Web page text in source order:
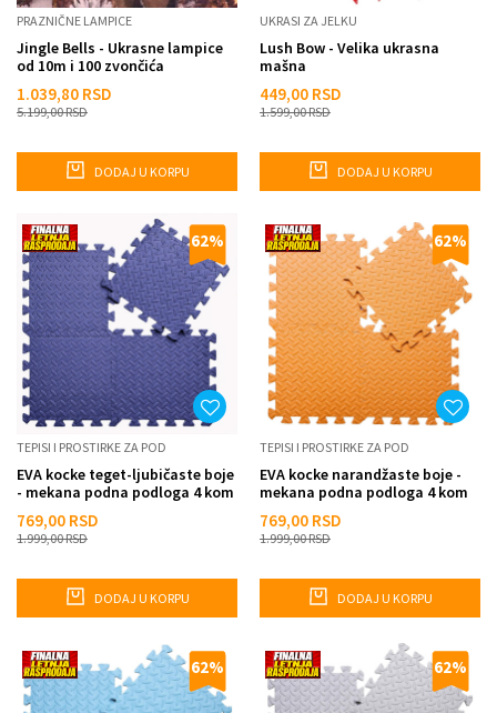
PRAZNIČNE LAMPICE
Jingle Bells - Ukrasne lampice
od 10m i 100 zvončića
1.039,80 RSD
5.199,00RSD
DODAJ U KORPU
UKRASI ZA JELKU
Lush Bow - Velika ukrasna
mašna
449,00 RSD
1.599,00RSD
DODAJ U KORPU
62%
TEPISI I PROSTIRKE ZA POD
EVA kocke teget-ljubičaste boje
- mekana podna podloga 4 kom
769,00 RSD
1.999,00RSD
DODAJ U KORPU
62%
TEPISI I PROSTIRKE ZA POD
EVA kocke narandžaste boje -
mekana podna podloga 4 kom
769,00 RSD
1.999,00RSD
DODAJ U KORPU
62% 62%